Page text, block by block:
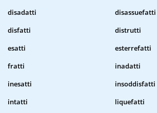
disadatti
disassuefatti
disfatti
distrutti
esatti
esterrefatti
fratti
inadatti
inesatti
insoddisfatti
intatti
liquefatti